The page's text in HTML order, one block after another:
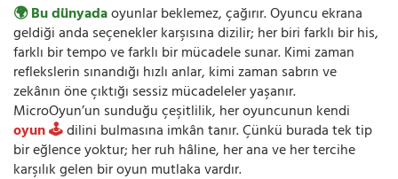
🌍 Bu dünyadaoyunlar beklemez, çağırır. Oyuncu ekrana
geldiği anda seçenekler karşısına dizilir; her biri farklı bir his,
farklı bir tempo ve farklı bir mücadele sunar. Kimi zaman
reflekslerin sınandığı hızlı anlar, kimi zaman sabrın ve
zekânın öne çıktığı sessiz mücadeleler yaşanır.
MicroOyun’un sunduğu çeşitlilik, her oyuncunun kendi
oyun 🕹️dilini bulmasına imkân tanır. Çünkü burada tek tip
bir eğlence yoktur; her ruh hâline, her ana ve her tercihe
karşılık gelen bir oyun mutlaka vardır.